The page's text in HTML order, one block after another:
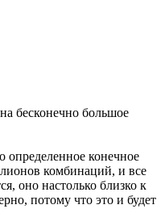
бесконечно большое
определенное конечное
комбинаций, и все
оно настолько близко к
потому что это и будет